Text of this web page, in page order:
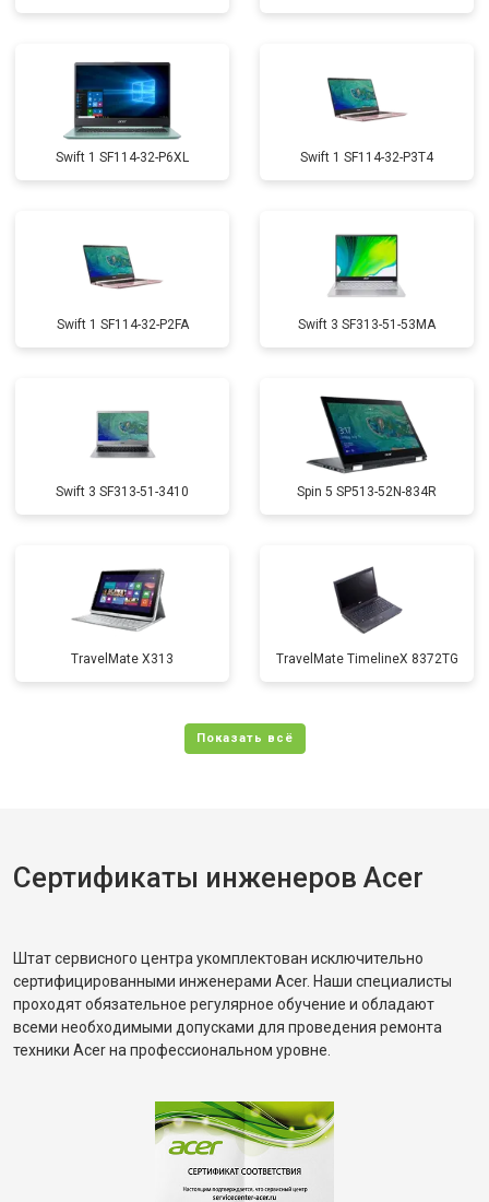
Swift 1 SF114-32-P6XL Swift 1 SF114-32-P3T4
Swift 1 SF114-32-P2FA Swift 3 SF313-51-53MA
Swift 3 SF313-51-3410 Spin 5 SP513-52N-834R
TravelMate X313 TravelMate TimelineX 8372TG
Сертификаты инженеров Acer
Штат сервисного центра укомплектован исключительно
сертифицированными инженерами Acer. Наши специалисты
проходят обязательное регулярное обучение и обладают
всеми необходимыми допусками для проведения ремонта
техники Acer на профессиональном уровне.